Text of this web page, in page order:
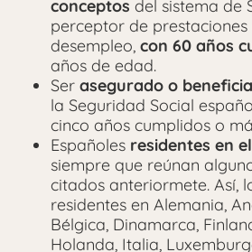
conceptos del sistema de
perceptor de prestaciones
desempleo, con 60 años
años de edad.
Ser asegurado o
la Seguridad Social
cinco años cumplidos o
Españoles residentes en
siempre que reúnan
citados anteriormete. Así,
residentes en Alemania,
Bélgica, Dinamarca,
Holanda, Italia,